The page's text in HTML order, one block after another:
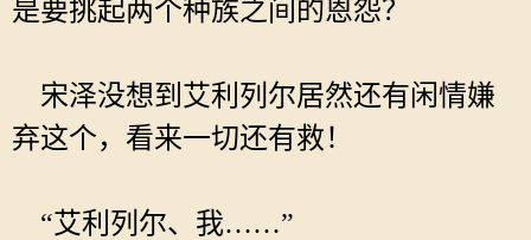
是要挑起两个种族之间的恩怨？
宋泽没想到艾利列尔居然还有闲情嫌
弃这个，看来一切还有救！
“艾利列尔、我……”